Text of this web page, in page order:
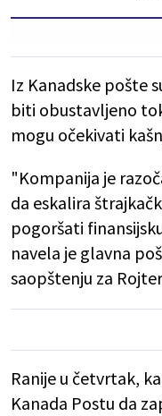
Iz Kanadske pošte
biti obustavljeno
mogu očekivati
"Kompanija je
da eskalira
pogoršati
navela je glavna
saopštenju za
Ranije u četvrtak,
Kanada Postu da